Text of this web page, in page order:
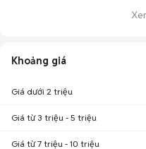
Khoảng giá
Giá dưới 2 triệu
Giá từ 3 triệu - 5 triệu
Giá từ 7 triệu - 10 triệu